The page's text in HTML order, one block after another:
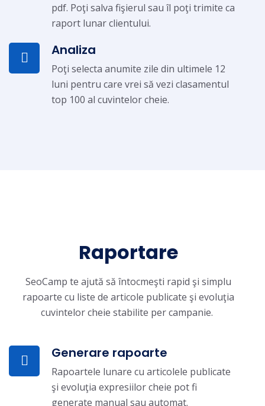
pdf. Poţi salva fişierul sau îl poţi trimite ca
raport lunar clientului.
Analiza
Poţi selecta anumite zile din ultimele 12
luni pentru care vrei să vezi clasamentul
top 100 al cuvintelor cheie.
Raportare
SeoCamp te ajută să întocmeşti rapid şi simplu
rapoarte cu liste de articole publicate şi evoluţia
cuvintelor cheie stabilite per campanie.
Generare rapoarte
Rapoartele lunare cu articolele publicate
şi evoluţia expresiilor cheie pot fi
generate manual sau automat.